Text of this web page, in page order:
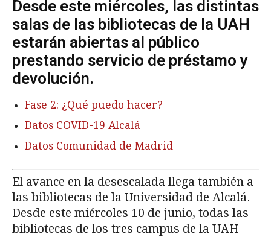
Desde este miércoles, las distintas
salas de las bibliotecas de la UAH
estarán abiertas al público
prestando servicio de préstamo y
devolución.
Fase 2: ¿Qué puedo hacer?
Datos COVID-19 Alcalá
Datos Comunidad de Madrid
El avance en la desescalada llega también a
las bibliotecas de la Universidad de Alcalá.
Desde este miércoles 10 de junio, todas las
bibliotecas de los tres campus de la UAH